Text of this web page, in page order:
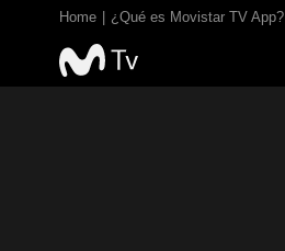
Home ¿Qué es Movistar TV App?